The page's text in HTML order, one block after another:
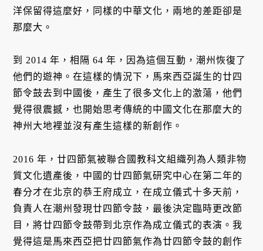
洋保留得這麼好，同樣的中華文化，兩地的差距卻是
那麼大。
到 2014 年，相隔 64 年，因為這個互動，潮州恢復了
他們的遊神。在這樣的情況下，馬來西亞誕生的廿四
節令鼓去到中國後，產生了很多文化上的激蕩，他們
覺得很震撼，也開始思考傳統的中國文化在那麼大的
神州大地裡並沒有產生這樣的新創作。
2016 年，廿四節氣被聯合國教科文組織列為人類非物
質文化遺產後，中國的廿四節氣研究中心在第二年的
春分才在北京的恭王府成立，在成立儀式十多天前，
負責人在潮州發現廿四節令鼓，最後決定臨時更改節
目，將廿四節令鼓帶到北京作為成立儀式的表演。我
覺得這是馬來西亞把廿四節氣作為廿四節令鼓的創作